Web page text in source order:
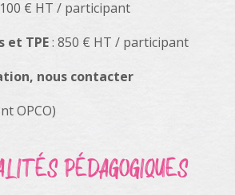
€ HT / participant
et TPE: 850 € HT / participant
nous contacter
OPCO)
PÉDAGOGIQUES